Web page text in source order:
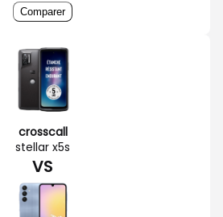
Comparer
crosscall
stellar x5s
VS